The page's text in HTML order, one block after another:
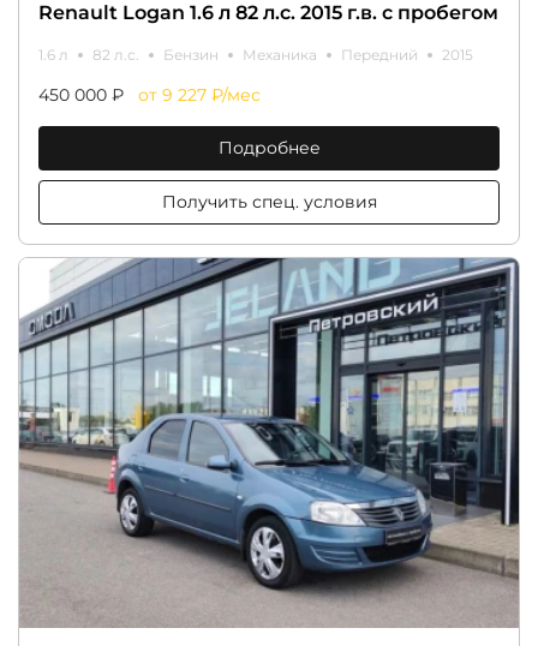
Renault Logan 1.6 л 82 л.с. 2015 г.в. с пробегом
1.6 л 82 л.с. Бензин Механика Передний 2015
450 000 ₽ от 9 227 ₽/мес
Подробнее
Получить спец. условия